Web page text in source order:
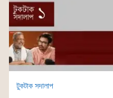
টুকটাক সদালাপ